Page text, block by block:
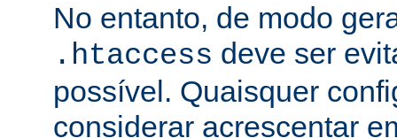
No entanto, de modo
.htaccess deve ser
possível. Quaisquer
considerar acrescentar